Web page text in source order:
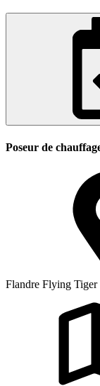
Poseur de
Flandre Flying Tiger